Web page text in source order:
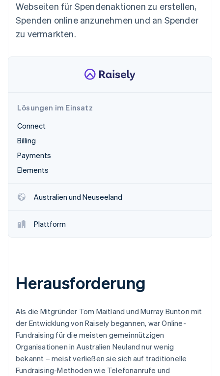
Radar
Betrugsprävention
Atlas
Start-up-Gründung
Climate
Ecosystem
Partner
Webseiten für Spendenaktionen zu erstellen,
Spenden online anzunehmen und an Spender
zu vermarkten.
Lösungen im Einsatz
Connect
Billing
Payments
Elements
Australien und Neuseeland
Plattform
Herausforderung
Als die Mitgründer Tom Maitland und Murray Bunton mit
der Entwicklung von Raisely begannen, war Online-
Fundraising für die meisten gemeinnützigen
Organisationen in Australien Neuland nur wenig
bekannt – meist verließen sie sich auf traditionelle
Fundraising-Methoden wie Telefonanrufe und